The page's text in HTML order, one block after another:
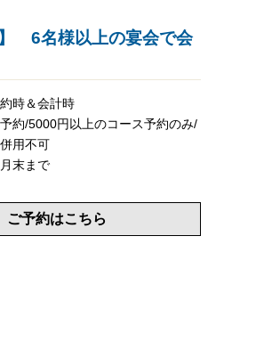
】 6名様以上の宴会で会
時＆会計時
予約/5000円以上のコース予約のみ/
用不可
末まで
ご予約はこちら